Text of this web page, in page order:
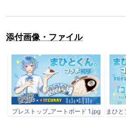
添付画像・ファイル
プレストップ_アートボード 1.jpg